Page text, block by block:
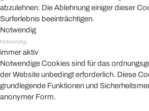
abzulehnen. Die Ablehnung einiger dieser
Surferlebnis beeinträchtigen.
Notwendig
Notwendig
immer aktiv
Notwendige Cookies sind für das
der Website unbedingt erforderlich. Diese
grundlegende Funktionen und
anonymer Form.